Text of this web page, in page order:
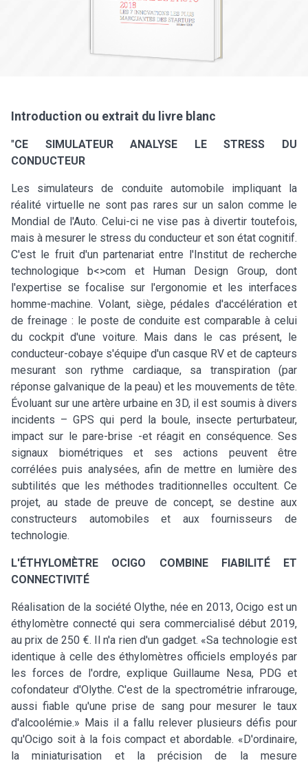
Introduction ou extrait du livre blanc
"CE SIMULATEUR ANALYSE LE STRESS DU
CONDUCTEUR
Les simulateurs de conduite automobile impliquant la
réalité virtuelle ne sont pas rares sur un salon comme le
Mondial de l'Auto. Celui-ci ne vise pas à divertir toutefois,
mais à mesurer le stress du conducteur et son état cognitif.
C'est le fruit d'un partenariat entre l'Institut de recherche
technologique b<>com et Human Design Group, dont
l'expertise se focalise sur l'ergonomie et les interfaces
homme-machine. Volant, siège, pédales d'accélération et
de freinage : le poste de conduite est comparable à celui
du cockpit d'une voiture. Mais dans le cas présent, le
conducteur-cobaye s'équipe d'un casque RV et de capteurs
mesurant son rythme cardiaque, sa transpiration (par
réponse galvanique de la peau) et les mouvements de tête.
Évoluant sur une artère urbaine en 3D, il est soumis à divers
incidents – GPS qui perd la boule, insecte perturbateur,
impact sur le pare-brise -et réagit en conséquence. Ses
signaux biométriques et ses actions peuvent être
corrélées puis analysées, afin de mettre en lumière des
subtilités que les méthodes traditionnelles occultent. Ce
projet, au stade de preuve de concept, se destine aux
constructeurs automobiles et aux fournisseurs de
technologie.
L'ÉTHYLOMÈTRE OCIGO COMBINE FIABILITÉ ET
CONNECTIVITÉ
Réalisation de la société Olythe, née en 2013, Ocigo est un
éthylomètre connecté qui sera commercialisé début 2019,
au prix de 250 €. Il n'a rien d'un gadget. «Sa technologie est
identique à celle des éthylomètres officiels employés par
les forces de l'ordre, explique Guillaume Nesa, PDG et
cofondateur d'Olythe. C'est de la spectrométrie infrarouge,
aussi fiable qu'une prise de sang pour mesurer le taux
d'alcoolémie.» Mais il a fallu relever plusieurs défis pour
qu'Ocigo soit à la fois compact et abordable. «D'ordinaire,
la miniaturisation et la précision de la mesure